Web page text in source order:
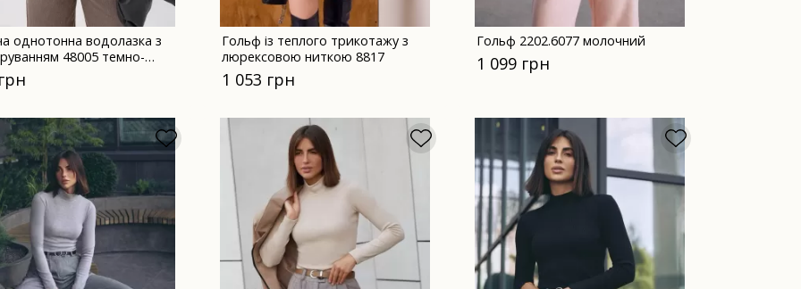
однотонна водолазка з
48005 темно-
Гольф із теплого трикотажу з
люрексовою ниткою 8817
1 053 грн
Гольф 2202.6077 молочний
1 099 грн